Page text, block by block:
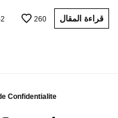
قراءة المقال 260
Confidentialite